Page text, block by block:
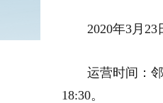
2020年3月
运营时间：
18:30。